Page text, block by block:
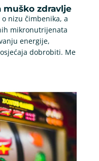
muško zdravlje
nizu čimbenika, a
mikronutrijenata
energije,
dobrobiti. Me